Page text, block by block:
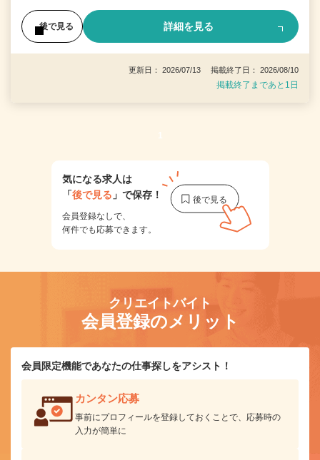
後で見る 詳細を見る
更新日： 2026/07/13 掲載終了日： 2026/08/10
掲載終了まであと1日
1
気になる求人は
「後で見る 」で保存！
会員登録なしで、
何件でも応募できます。
クリエイトバイト
会員登録のメリット
会員限定機能であなたの仕事探しをアシスト！
カンタン応募
事前にプロフィールを登録しておくことで、応募時の
入力が簡単に